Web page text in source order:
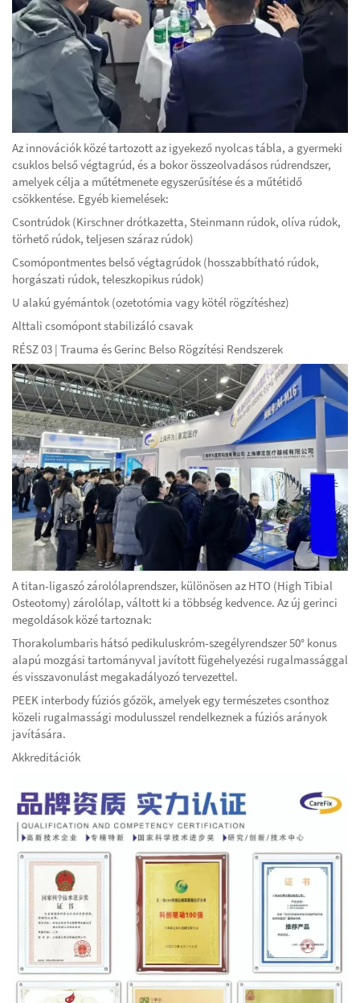
Az innovációk közé tartozott az igyekező nyolcas tábla, a gyermeki
csuklos belső végtagrúd, és a bokor összeolvadásos rúdrendszer,
amelyek célja a műtétmenete egyszerűsítése és a műtétidő
csökkentése. Egyéb kiemelések:
Csontrúdok (Kirschner drótkazetta, Steinmann rúdok, olíva rúdok,
törhető rúdok, teljesen száraz rúdok)
Csomópontmentes belső végtagrúdok (hosszabbítható rúdok,
horgászati rúdok, teleszkopikus rúdok)
U alakú gyémántok (ozetotómia vagy kötél rögzítéshez)
Alttali csomópont stabilizáló csavak
RÉSZ 03 | Trauma és Gerinc Belso Rögzítési Rendszerek
A titan-ligaszó zárolólaprendszer, különösen az HTO (High Tibial
Osteotomy) zárolólap, váltott ki a többség kedvence. Az új gerinci
megoldások közé tartoznak:
Thorakolumbaris hátsó pedikuluskróm-szegélyrendszer 50° konus
alapú mozgási tartományval javított fügehelyezési rugalmassággal
és visszavonulást megakadályozó tervezettel.
PEEK interbody fúziós gőzök, amelyek egy természetes csonthoz
közeli rugalmassági modulusszel rendelkeznek a fúziós arányok
javítására.
Akkreditációk